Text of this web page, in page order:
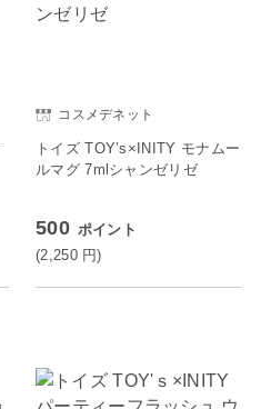
コスメデネット
トイズ TOY’s×INITY モナムー
ルマグ 7mlシャンゼリゼ
500 ポイント
(2,250 円)